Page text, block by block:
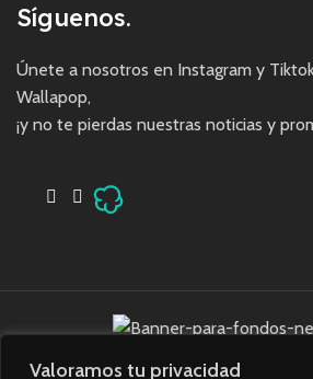
Valoramos tu privacidad
Síguenos.
Únete a nosotros en Instagram y
Wallapop,
¡y no te pierdas nuestras noticias y
Imagine Square © 2023. Todos los